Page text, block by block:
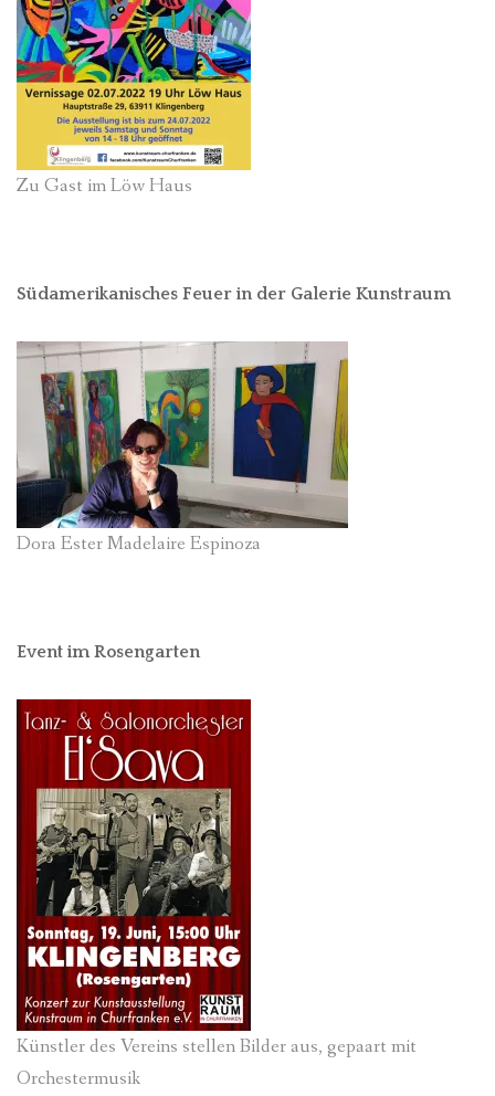
Zu Gast im Löw Haus
Südamerikanisches Feuer in der Galerie Kunstraum
Dora Ester Madelaire Espinoza
Event im Rosengarten
Künstler des Vereins stellen Bilder aus, gepaart mit
Orchestermusik